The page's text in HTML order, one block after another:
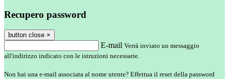
Recupero password
button close ×
E-mail Verrà inviato un messaggio
all'indirizzo indicato con le istruzioni necessarie.
Non hai una e-mail associata al nome utente? Effettua il reset della password